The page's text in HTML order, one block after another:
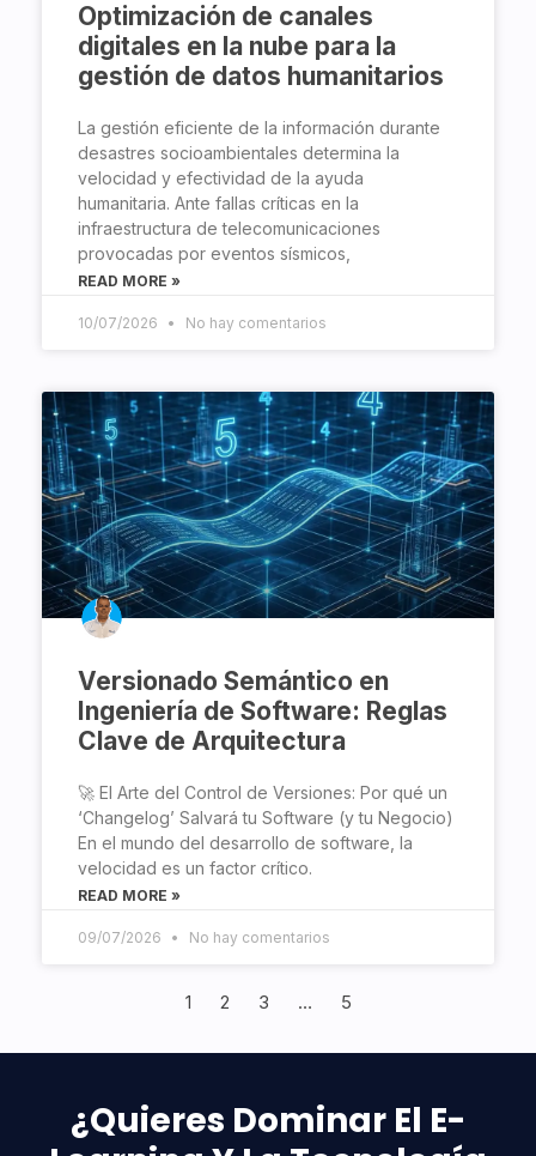
Optimización de canales
digitales en la nube para la
gestión de datos humanitarios
La gestión eficiente de la información durante
desastres socioambientales determina la
velocidad y efectividad de la ayuda
humanitaria. Ante fallas críticas en la
infraestructura de telecomunicaciones
provocadas por eventos sísmicos,
READ MORE »
10/07/2026 No hay comentarios
Versionado Semántico en
Ingeniería de Software: Reglas
Clave de Arquitectura
🚀 El Arte del Control de Versiones: Por qué un
‘Changelog’ Salvará tu Software (y tu Negocio)
En el mundo del desarrollo de software, la
velocidad es un factor crítico.
READ MORE »
09/07/2026 No hay comentarios
1 2 3 … 5
¿Quieres Dominar El E-